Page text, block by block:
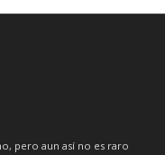
pero aun así no es raro